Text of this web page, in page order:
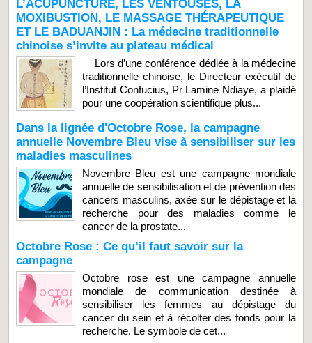
L’ACUPUNCTURE, LES VENTOUSES, LA
MOXIBUSTION, LE MASSAGE THÉRAPEUTIQUE
ET LE BADUANJIN : La médecine traditionnelle
chinoise s’invite au plateau médical
Lors d’une conférence dédiée à la médecine
traditionnelle chinoise, le Directeur exécutif de
l’Institut Confucius, Pr Lamine Ndiaye, a plaidé
pour une coopération scientifique plus...
Dans la lignée d'Octobre Rose, la campagne
annuelle Novembre Bleu vise à sensibiliser sur les
maladies masculines
Novembre Bleu est une campagne mondiale
annuelle de sensibilisation et de prévention des
cancers masculins, axée sur le dépistage et la
recherche pour des maladies comme le
cancer de la prostate...
Octobre Rose : Ce qu’il faut savoir sur la
campagne
Octobre rose est une campagne annuelle
mondiale de communication destinée à
sensibiliser les femmes au dépistage du
cancer du sein et à récolter des fonds pour la
recherche. Le symbole de cet...